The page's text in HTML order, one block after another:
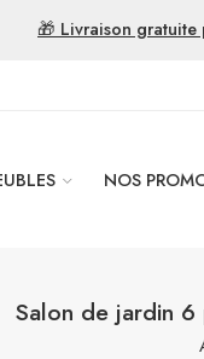
🎁 Livraison
NOS
Salon de jardin